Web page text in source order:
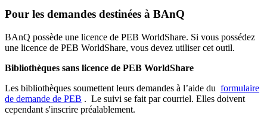
Pour les demandes destinées à BAnQ
BAnQ possède une licence de PEB WorldShare. Si vous possédez
une licence de PEB WorldShare, vous devez utiliser cet outil.
Bibliothèques sans licence de PEB WorldShare
Les bibliothèques soumettent leurs demandes à l’aide du formulaire
de demande de PEB . Le suivi se fait par courriel. Elles doivent
cependant s'inscrire préalablement.